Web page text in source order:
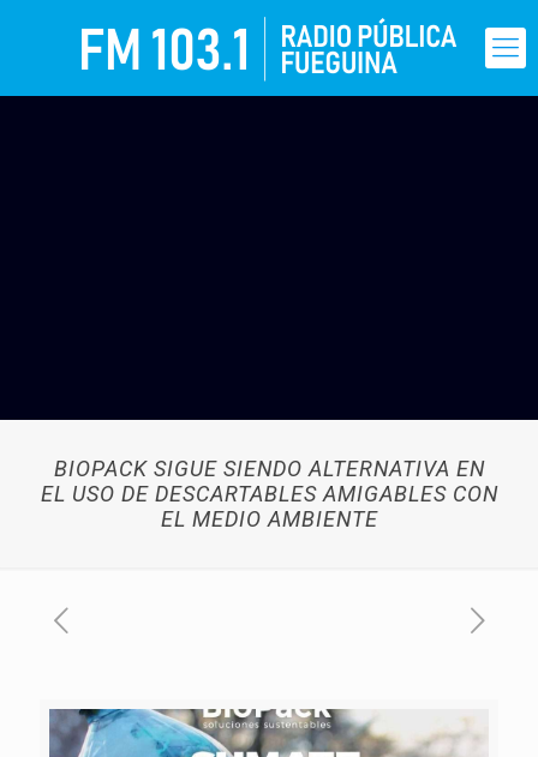
BIOPACK SIGUE SIENDO ALTERNATIVA EN
EL USO DE DESCARTABLES AMIGABLES CON
EL MEDIO AMBIENTE